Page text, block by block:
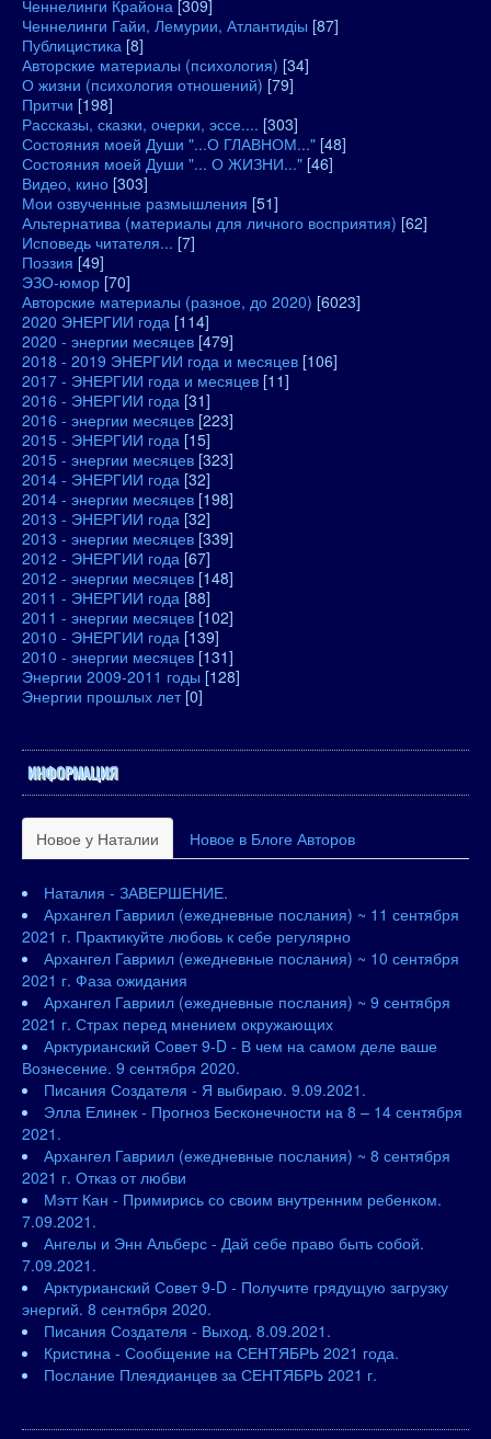
Ченнелинги Крайона [309]
Ченнелинги Гайи, Лемурии, Атлантидіы [87]
Публицистика [8]
Авторские материалы (психология) [34]
О жизни (психология отношений) [79]
Притчи [198]
Рассказы, сказки, очерки, эссе.... [303]
Состояния моей Души "...О ГЛАВНОМ..." [48]
Состояния моей Души "... О ЖИЗНИ..." [46]
Видео, кино [303]
Мои озвученные размышления [51]
Альтернатива (материалы для личного восприятия) [62]
Исповедь читателя... [7]
Поэзия [49]
ЭЗО-юмор [70]
Авторские материалы (разное, до 2020) [6023]
2020 ЭНЕРГИИ года [114]
2020 - энергии месяцев [479]
2018 - 2019 ЭНЕРГИИ года и месяцев [106]
2017 - ЭНЕРГИИ года и месяцев [11]
2016 - ЭНЕРГИИ года [31]
2016 - энергии месяцев [223]
2015 - ЭНЕРГИИ года [15]
2015 - энергии месяцев [323]
2014 - ЭНЕРГИИ года [32]
2014 - энергии месяцев [198]
2013 - ЭНЕРГИИ года [32]
2013 - энергии месяцев [339]
2012 - ЭНЕРГИИ года [67]
2012 - энергии месяцев [148]
2011 - ЭНЕРГИИ года [88]
2011 - энергии месяцев [102]
2010 - ЭНЕРГИИ года [139]
2010 - энергии месяцев [131]
Энергии 2009-2011 годы [128]
Энергии прошлых лет [0]
ИНФОРМАЦИЯ
Новое у Наталии Новое в Блоге Авторов
Наталия - ЗАВЕРШЕНИЕ.
Архангел Гавриил (ежедневные послания) ~ 11 сентября
2021 г. Практикуйте любовь к себе регулярно
Архангел Гавриил (ежедневные послания) ~ 10 сентября
2021 г. Фаза ожидания
Архангел Гавриил (ежедневные послания) ~ 9 сентября
2021 г. Страх перед мнением окружающих
Арктурианский Совет 9-D - В чем на самом деле ваше
Вознесение. 9 сентября 2020.
Писания Создателя - Я выбираю. 9.09.2021.
Элла Елинек - Прогноз Бесконечности на 8 – 14 сентября
2021.
Архангел Гавриил (ежедневные послания) ~ 8 сентября
2021 г. Отказ от любви
Мэтт Кан - Примирись со своим внутренним ребенком.
7.09.2021.
Ангелы и Энн Альберс - Дай себе право быть собой.
7.09.2021.
Арктурианский Совет 9-D - Получите грядущую загрузку
энергий. 8 сентября 2020.
Писания Создателя - Выход. 8.09.2021.
Кристина - Сообщение на СЕНТЯБРЬ 2021 года.
Послание Плеядианцев за СЕНТЯБРЬ 2021 г.